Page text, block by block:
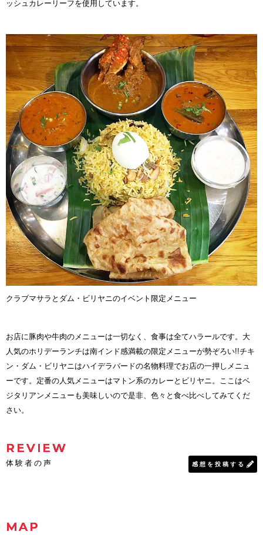
ッシュカレーリーフを使用しています。
クラブマサラとダム・ビリヤニのイベント限定メニュー
お店に豚肉や牛肉のメニューは一切なく、食事は全てハラールです。大
人気のホリデーランチは南インド感満載の限定メニューが勢ぞろい!!チキ
ン・ダム・ビリヤニはハイデラバードの名物料理でお店の一押しメニュ
ーです。定番の人気メニューはマトン系のカレーとビリヤニ。ここはベ
ジタリアンメニューも美味しいので是非、色々と食べ比べしてみてくだ
さい。
REVIEW
体験者の声 感想を投稿する
MAP